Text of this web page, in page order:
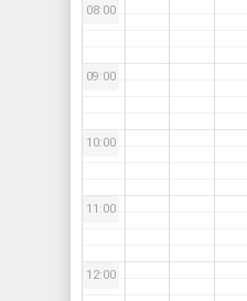
08:00
09:00
10:00
11:00
12:00